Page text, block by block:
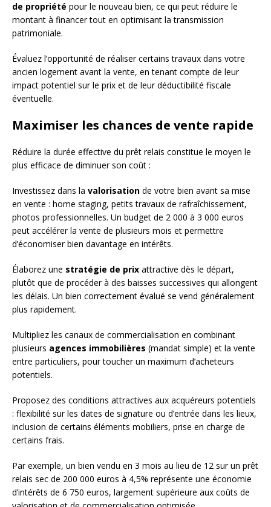
de propriété pour le nouveau bien, ce qui peut réduire le
montant à financer tout en optimisant la transmission
patrimoniale.
Évaluez l’opportunité de réaliser certains travaux dans votre
ancien logement avant la vente, en tenant compte de leur
impact potentiel sur le prix et de leur déductibilité fiscale
éventuelle.
Maximiser les chances de vente rapide
Réduire la durée effective du prêt relais constitue le moyen le
plus efficace de diminuer son coût :
Investissez dans la valorisation de votre bien avant sa mise
en vente : home staging, petits travaux de rafraîchissement,
photos professionnelles. Un budget de 2 000 à 3 000 euros
peut accélérer la vente de plusieurs mois et permettre
d’économiser bien davantage en intérêts.
Élaborez une stratégie de prix attractive dès le départ,
plutôt que de procéder à des baisses successives qui allongent
les délais. Un bien correctement évalué se vend généralement
plus rapidement.
Multipliez les canaux de commercialisation en combinant
plusieurs agences immobilières (mandat simple) et la vente
entre particuliers, pour toucher un maximum d’acheteurs
potentiels.
Proposez des conditions attractives aux acquéreurs potentiels
: flexibilité sur les dates de signature ou d’entrée dans les lieux,
inclusion de certains éléments mobiliers, prise en charge de
certains frais.
Par exemple, un bien vendu en 3 mois au lieu de 12 sur un prêt
relais sec de 200 000 euros à 4,5% représente une économie
d’intérêts de 6 750 euros, largement supérieure aux coûts de